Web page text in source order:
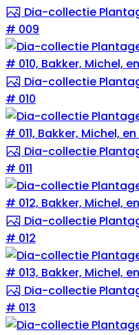
Dia-collectie
# 009
Dia-collectie
# 010
Dia-collectie
# 011
Dia-collectie
# 012
Dia-collectie
# 013